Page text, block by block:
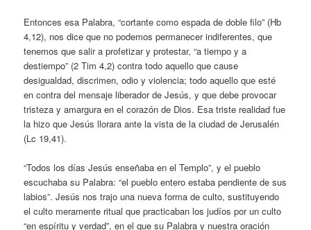
Entonces esa Palabra, “cortante como espada de doble filo” (Hb
4,12), nos dice que no podemos permanecer indiferentes, que
tenemos que salir a profetizar y protestar, “a tiempo y a
destiempo” (2 Tim 4,2) contra todo aquello que cause
desigualdad, discrimen, odio y violencia; todo aquello que esté
en contra del mensaje liberador de Jesús, y que debe provocar
tristeza y amargura en el corazón de Dios. Esa triste realidad fue
la hizo que Jesús llorara ante la vista de la ciudad de Jerusalén
(Lc 19,41).
“Todos los días Jesús enseñaba en el Templo”, y el pueblo
escuchaba su Palabra: “el pueblo entero estaba pendiente de sus
labios”. Jesús nos trajo una nueva forma de culto, sustituyendo
el culto meramente ritual que practicaban los judíos por un culto
“en espíritu y verdad”, en el que su Palabra y nuestra oración